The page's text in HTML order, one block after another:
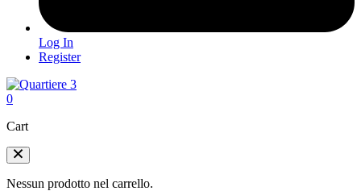
Log In
Register
0
Cart
Nessun prodotto nel carrello.